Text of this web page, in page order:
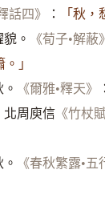
話四》 ： 「秋，
。 《荀子•解蔽》
」
《爾雅•釋天》 ：
北周庾信《竹杖賦
《春秋繁露•五